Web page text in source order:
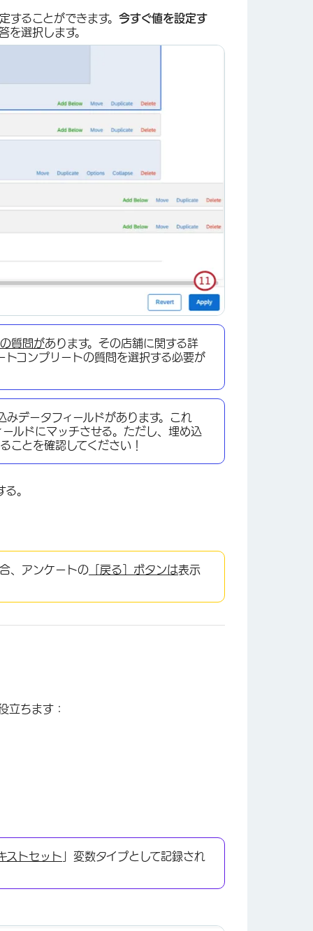
することができます。今すぐ値を設定す
を選択します。
質問があります。その店舗に関する詳
コンプリートの質問を選択する必要が
データフィールドがあります。これ
ルドにマッチさせる。ただし、埋め込
ことを確認してください！
。
、アンケートの ［戻る］ボタンは表示
立ちます：
ストセット 」変数タイプとして記録され